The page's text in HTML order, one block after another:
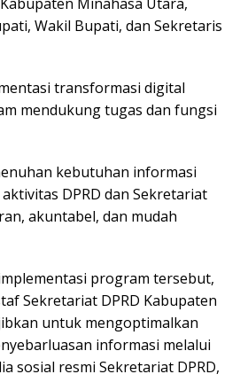
Wakil Bupati, dan Sekretaris
transformasi digital
mendukung tugas dan fungsi
kebutuhan informasi
DPRD dan Sekretariat
akuntabel, dan mudah
program tersebut,
Sekretariat DPRD Kabupaten
untuk mengoptimalkan
informasi melalui
sosial resmi Sekretariat DPRD,